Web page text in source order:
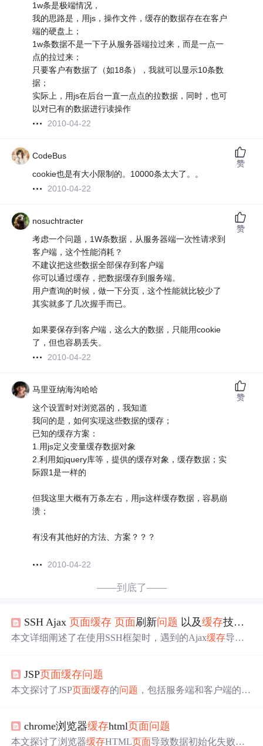
1w条是极端情况，
我的思路是，用js，操作文件，缓存的数据存在在客户
端的硬盘上；
1w条数据不是一下子从服务器端拉过来，而是一点一
点的拉过来；
只要客户有数据了（如18条），我就可以显示10条数
据；
实际上，用js在后台一直一点点的拉数据，同时，也可
以对已有的数据进行读操作
2010-04-22
CodeBus
cookie也是有大小限制的。10000条太大了。。
2010-04-22
赞
nosuchtracter
考虑一个问题，1W条数据，从服务器端一次性请求到
客户端，这个性能消耗？
不建议把这些数据全部保存到客户端
你可以通过缓存，把数据缓存到服务端。
用户查询的时候，做一下分页，这个性能就比较少了
其实就多了几次握手而已。
如果要保存到客户端，这么大的数据，只能用cookie
了，但也容易丢失。
2010-04-22
赞
马里亚纳海沟哈哈
这个设置时对浏览器的，我知道
我问的是，如何实现这些数据的缓存；
已知的缓存方案：
1.用js定义变量缓存数据对象
2.利用如jquery库等，提供的缓存对象，缓存数据；实
际跟1是一样的
但我这里大概有万条左右，用js这样缓存数据，容易崩
溃；
有没有其他好的方法、方案？？？
2010-04-22
赞
——到底了——
SSH Ajax页面缓存 页面刷新问题 以及缓存技术讲解
本文详细阐述了在使用SSH框架时，遇到的Ajax缓存导致
了解决方案。重点在于理解Ajax
速度的影响，并通过在URL后添加随机参数或时间戳的方
JSP页面缓存问题
本文探讨了JSP页面缓存的问题 ，包括服务端和客户端的缓
如何在过滤器中实现缓存控制，以及设置有限时间的
缓存策略。
chrome浏览器缓存html页面问题
本文探讨了浏览器缓存HTML页面导致数据初始化失败的